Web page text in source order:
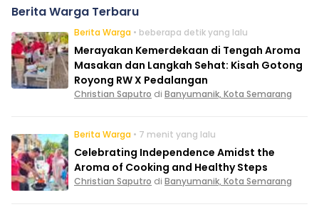
Berita Warga Terbaru
Berita Warga • beberapa detik yang lalu
Merayakan Kemerdekaan di Tengah Aroma
Masakan dan Langkah Sehat: Kisah Gotong
Royong RW X Pedalangan
Christian Saputro di Banyumanik, Kota Semarang
Berita Warga • 7 menit yang lalu
Celebrating Independence Amidst the
Aroma of Cooking and Healthy Steps
Christian Saputro di Banyumanik, Kota Semarang